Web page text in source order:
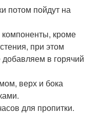
потом пойдут на
кроме
при этом
в горячий
верх и бока
для пропитки.